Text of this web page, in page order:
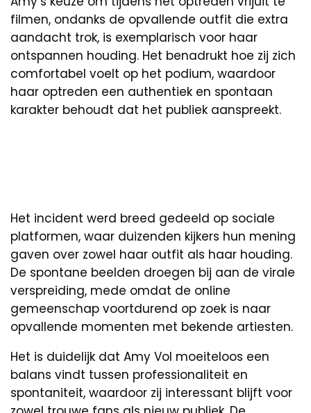
filmen, ondanks de opvallende outfit die extra
aandacht trok, is exemplarisch voor haar
ontspannen houding. Het benadrukt hoe zij zich
comfortabel voelt op het podium, waardoor
haar optreden een authentiek en spontaan
karakter behoudt dat het publiek aanspreekt.
Het incident werd breed gedeeld op sociale
platformen, waar duizenden kijkers hun mening
gaven over zowel haar outfit als haar houding.
De spontane beelden droegen bij aan de virale
verspreiding, mede omdat de online
gemeenschap voortdurend op zoek is naar
opvallende momenten met bekende artiesten.
Het is duidelijk dat Amy Vol moeiteloos een
balans vindt tussen professionaliteit en
spontaniteit, waardoor zij interessant blijft voor